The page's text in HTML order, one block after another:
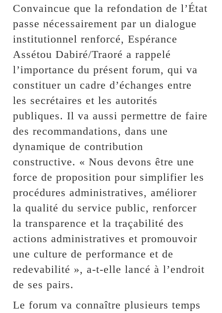
Convaincue que la refondation de l’État
passe nécessairement par un dialogue
institutionnel renforcé, Espérance
Assétou Dabiré/Traoré a rappelé
l’importance du présent forum, qui va
constituer un cadre d’échanges entre
les secrétaires et les autorités
publiques. Il va aussi permettre de faire
des recommandations, dans une
dynamique de contribution
constructive. « Nous devons être une
force de proposition pour simplifier les
procédures administratives, améliorer
la qualité du service public, renforcer
la transparence et la traçabilité des
actions administratives et promouvoir
une culture de performance et de
redevabilité », a-t-elle lancé à l’endroit
de ses pairs.
Le forum va connaître plusieurs temps